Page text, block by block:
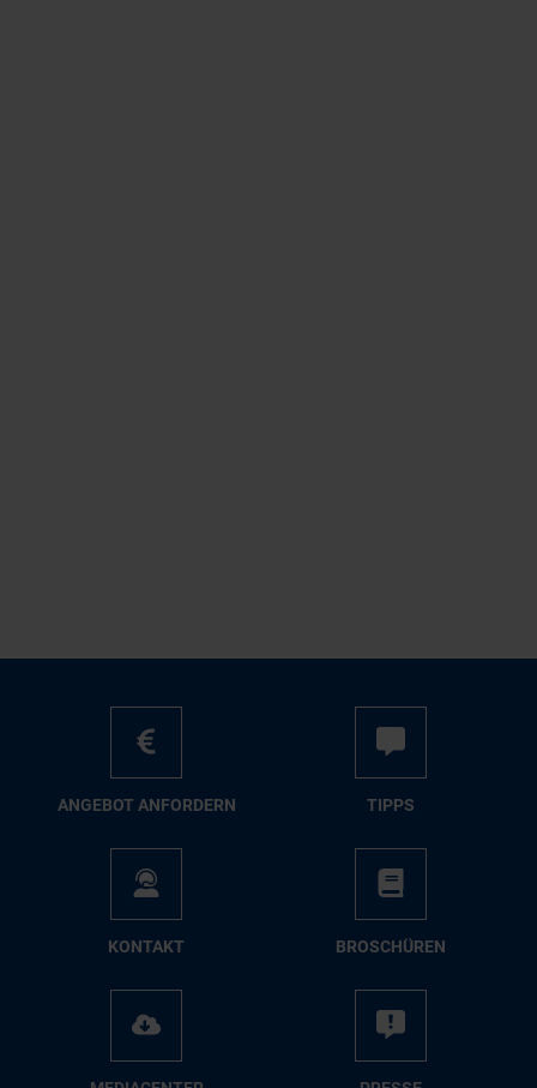
AN­GE­BOT AN­FOR­DERN TIPPS
KON­TAKT BRO­SCHÜ­REN